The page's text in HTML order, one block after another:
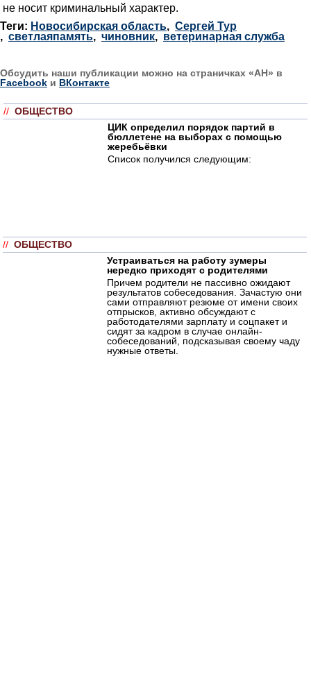
не носит криминальный характер.
Теги: Новосибирская область, Сергей Тур
, светлаяпамять, чиновник, ветеринарная служба
Обсудить наши публикации можно на страничках «АН» в
Facebook и ВКонтакте
// ОБЩЕСТВО
ЦИК определил порядок партий в
бюллетене на выборах с помощью
жеребьёвки
Список получился следующим:
// ОБЩЕСТВО
Устраиваться на работу зумеры
нередко приходят с родителями
Причем родители не пассивно ожидают
результатов собеседования. Зачастую они
сами отправляют резюме от имени своих
отпрысков, активно обсуждают с
работодателями зарплату и соцпакет и
сидят за кадром в случае онлайн-
собеседований, подсказывая своему чаду
нужные ответы.